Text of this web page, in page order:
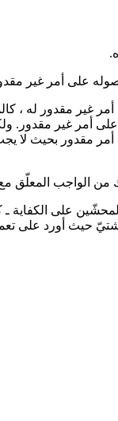
غير مقدور له ،
أمر غير مقدور.
مقدور بحيث لا
المعلّق مع
حيث أورد